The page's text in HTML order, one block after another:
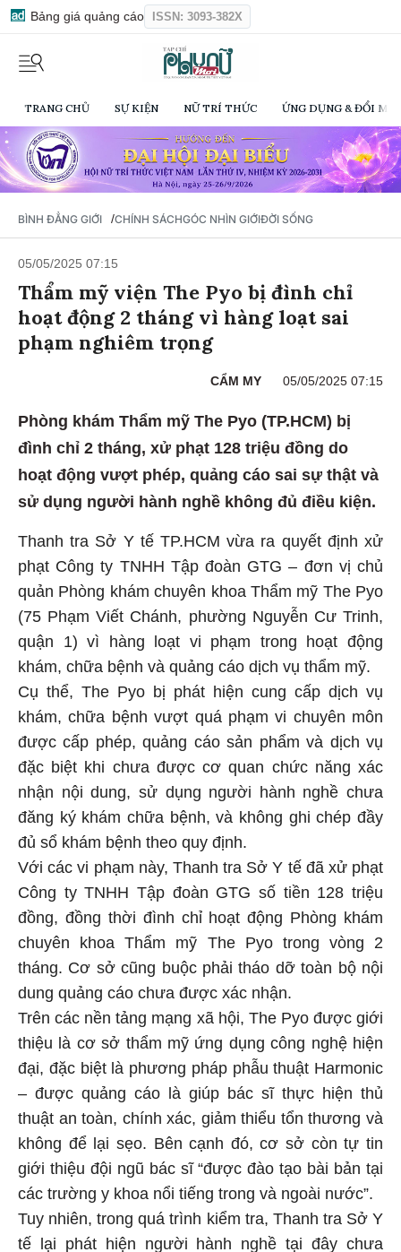
Bảng giá quảng cáo ISSN: 3093-382X
TRANG CHỦ SỰ KIỆN NỮ TRÍ THỨC ỨNG DỤNG & ĐỔI
BÌNH ĐẲNG GIỚI /CHÍNH SÁCHGÓC NHÌN GIỚIĐỜI SỐNG
05/05/2025 07:15
Thẩm mỹ viện The Pyo bị đình chỉ
hoạt động 2 tháng vì hàng loạt sai
phạm nghiêm trọng
CẨM MY 05/05/2025 07:15
Phòng khám Thẩm mỹ The Pyo (TP.HCM) bị
đình chỉ 2 tháng, xử phạt 128 triệu đồng do
hoạt động vượt phép, quảng cáo sai sự thật và
sử dụng người hành nghề không đủ điều kiện.
Thanh tra Sở Y tế TP.HCM vừa ra quyết định xử
phạt Công ty TNHH Tập đoàn GTG – đơn vị chủ
quản Phòng khám chuyên khoa Thẩm mỹ The Pyo
(75 Phạm Viết Chánh, phường Nguyễn Cư Trinh,
quận 1) vì hàng loạt vi phạm trong hoạt động
khám, chữa bệnh và quảng cáo dịch vụ thẩm mỹ.
Cụ thể, The Pyo bị phát hiện cung cấp dịch vụ
khám, chữa bệnh vượt quá phạm vi chuyên môn
được cấp phép, quảng cáo sản phẩm và dịch vụ
đặc biệt khi chưa được cơ quan chức năng xác
nhận nội dung, sử dụng người hành nghề chưa
đăng ký khám chữa bệnh, và không ghi chép đầy
đủ sổ khám bệnh theo quy định.
Với các vi phạm này, Thanh tra Sở Y tế đã xử phạt
Công ty TNHH Tập đoàn GTG số tiền 128 triệu
đồng, đồng thời đình chỉ hoạt động Phòng khám
chuyên khoa Thẩm mỹ The Pyo trong vòng 2
tháng. Cơ sở cũng buộc phải tháo dỡ toàn bộ nội
dung quảng cáo chưa được xác nhận.
Trên các nền tảng mạng xã hội, The Pyo được giới
thiệu là cơ sở thẩm mỹ ứng dụng công nghệ hiện
đại, đặc biệt là phương pháp phẫu thuật Harmonic
– được quảng cáo là giúp bác sĩ thực hiện thủ
thuật an toàn, chính xác, giảm thiểu tổn thương và
không để lại sẹo. Bên cạnh đó, cơ sở còn tự tin
giới thiệu đội ngũ bác sĩ “được đào tạo bài bản tại
các trường y khoa nổi tiếng trong và ngoài nước”.
Tuy nhiên, trong quá trình kiểm tra, Thanh tra Sở Y
tế lại phát hiện người hành nghề tại đây chưa